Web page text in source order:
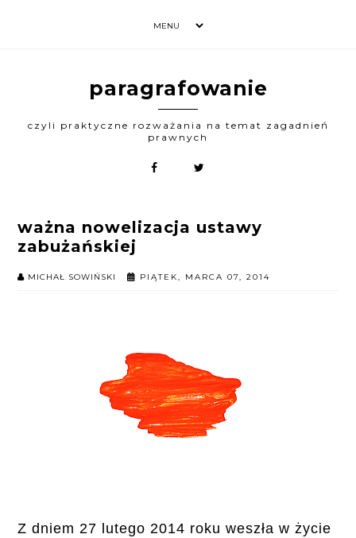
paragrafowanie
czyli praktyczne rozważania na temat zagadnień
prawnych
ważna nowelizacja ustawy
zabużańskiej
MICHAŁ SOWIŃSKI PIĄTEK, MARCA 07, 2014
Z dniem 27 lutego 2014 roku weszła w życie